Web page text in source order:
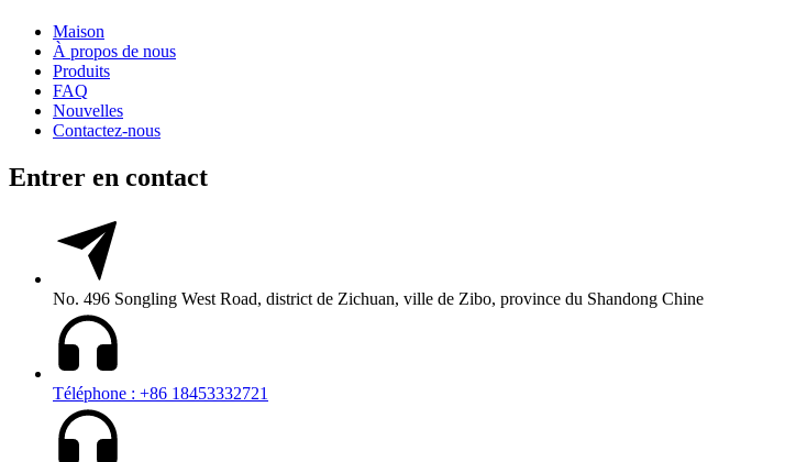
Maison
À propos de nous
Produits
FAQ
Nouvelles
Contactez-nous
Entrer en contact
No. 496 Songling West Road, district de Zichuan, ville de Zibo, province du Shandong Chine
Téléphone : +86 18453332721